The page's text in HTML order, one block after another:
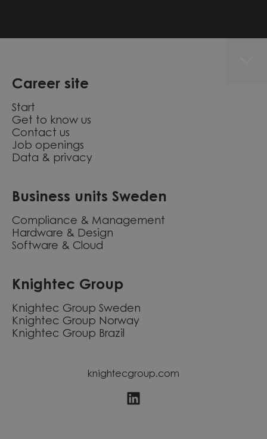
Career site
Start
Get to know us
Contact us
Job openings
Data & privacy
Business units Sweden
Compliance & Management
Hardware & Design
Software & Cloud
Knightec Group
Knightec Group Sweden
Knightec Group Norway
Knightec Group Brazil
knightecgroup.com